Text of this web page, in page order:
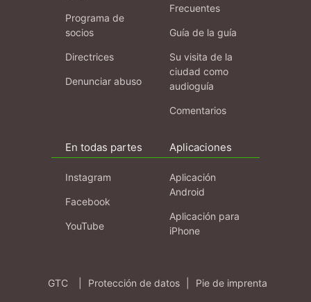
Programa de
socios
Directrices
Denunciar abuso
Frecuentes
Guía de la guía
Su visita de la
ciudad como
audioguía
Comentarios
En todas partes
Instagram
Facebook
YouTube
Aplicaciones
Aplicación
Android
Aplicación para
iPhone
GTC Protección de datos Pie de imprenta